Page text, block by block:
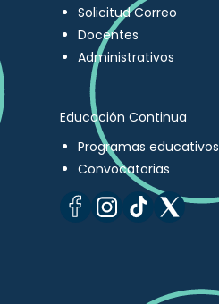
Solicitud Correo
Docentes
Administrativos
Educación Continua
Programas educativos
Convocatorias